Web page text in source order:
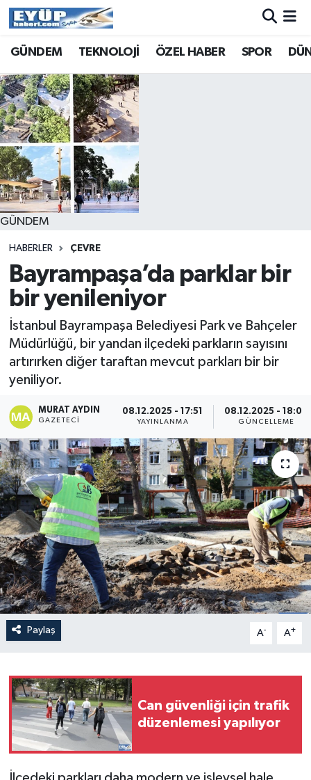
GÜNDEM TEKNOLOJİ ÖZEL HABER SPOR
GÜNDEM
HABERLER ÇEVRE
Bayrampaşa’da parklar bir
bir yenileniyor
İstanbul Bayrampaşa Belediyesi Park ve Bahçeler
Müdürlüğü, bir yandan ilçedeki parkların sayısını
artırırken diğer taraftan mevcut parkları bir bir
yeniliyor.
MURAT AYDIN
GAZETECI
08.12.2025 - 17:51
YAYINLANMA
08.12.2025 - 18:00
GÜNCELLEME
Paylaş A- A+
Can güvenliği için trafik
düzenlemesi yapılıyor